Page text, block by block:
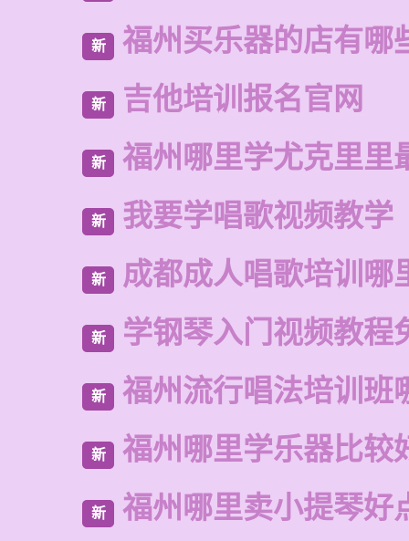
新 福州买乐器的店有哪
新 吉他培训报名官网
新 福州哪里学尤克里里
新 我要学唱歌视频教学
新 成都成人唱歌培训哪
新 学钢琴入门视频教程
新 福州流行唱法培训班
新 福州哪里学乐器比较
新 福州哪里卖小提琴好